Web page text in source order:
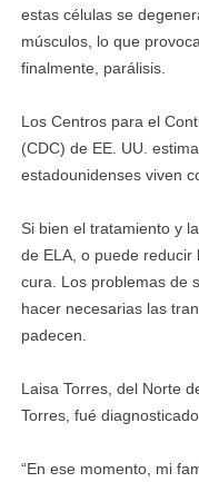
estas células se
músculos, lo que
finalmente, parálisis.
Los Centros para el
(CDC) de EE. UU.
estadounidenses viven
Si bien el tratamiento y
de ELA, o puede reducir
cura. Los problemas de
hacer necesarias las
padecen.
Laisa Torres, del Norte
Torres, fué
“En ese momento, mi